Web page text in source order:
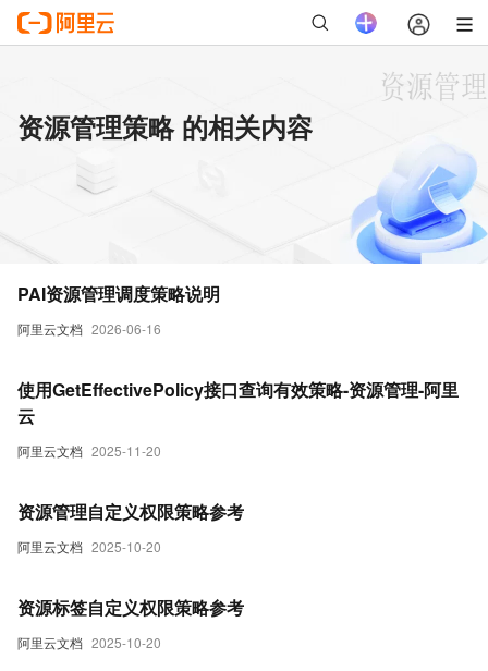
资源管理策略 的相关内容
阿里云文档 2026-06-16
PAI资源管理调度策略说明
阿里云文档 2025-11-20
使用GetEffectivePolicy接口查询有效策略-资源管理-阿里
云
阿里云文档 2025-10-20
资源管理自定义权限策略参考
阿里云文档 2025-10-20
资源标签自定义权限策略参考